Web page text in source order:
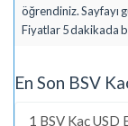
öğrendiniz. Sayfayı
Fiyatlar 5 dakikada
En Son BSV
1 BSV Kaç USD